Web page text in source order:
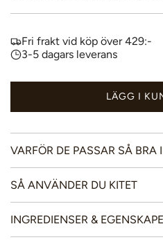
i
s
a
r
i
e
p
r
i
s
Fri frakt vid köp över 429:-
3-5 dagars leverans
LÄGG I
L
D
D
VARFÖR DE PASSAR SÅ BRA
SÅ ANVÄNDER DU KITET
INGREDIENSER &